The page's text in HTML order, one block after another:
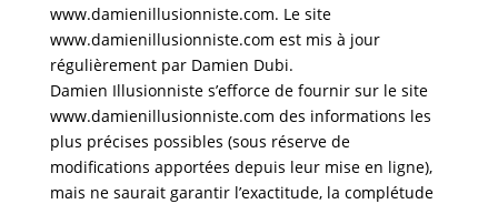
www.damienillusionniste.com. Le site
www.damienillusionniste.com est mis à jour
régulièrement par Damien Dubi.
Damien Illusionniste s’efforce de fournir sur le site
www.damienillusionniste.com des informations les
plus précises possibles (sous réserve de
modifications apportées depuis leur mise en ligne),
mais ne saurait garantir l’exactitude, la complétude